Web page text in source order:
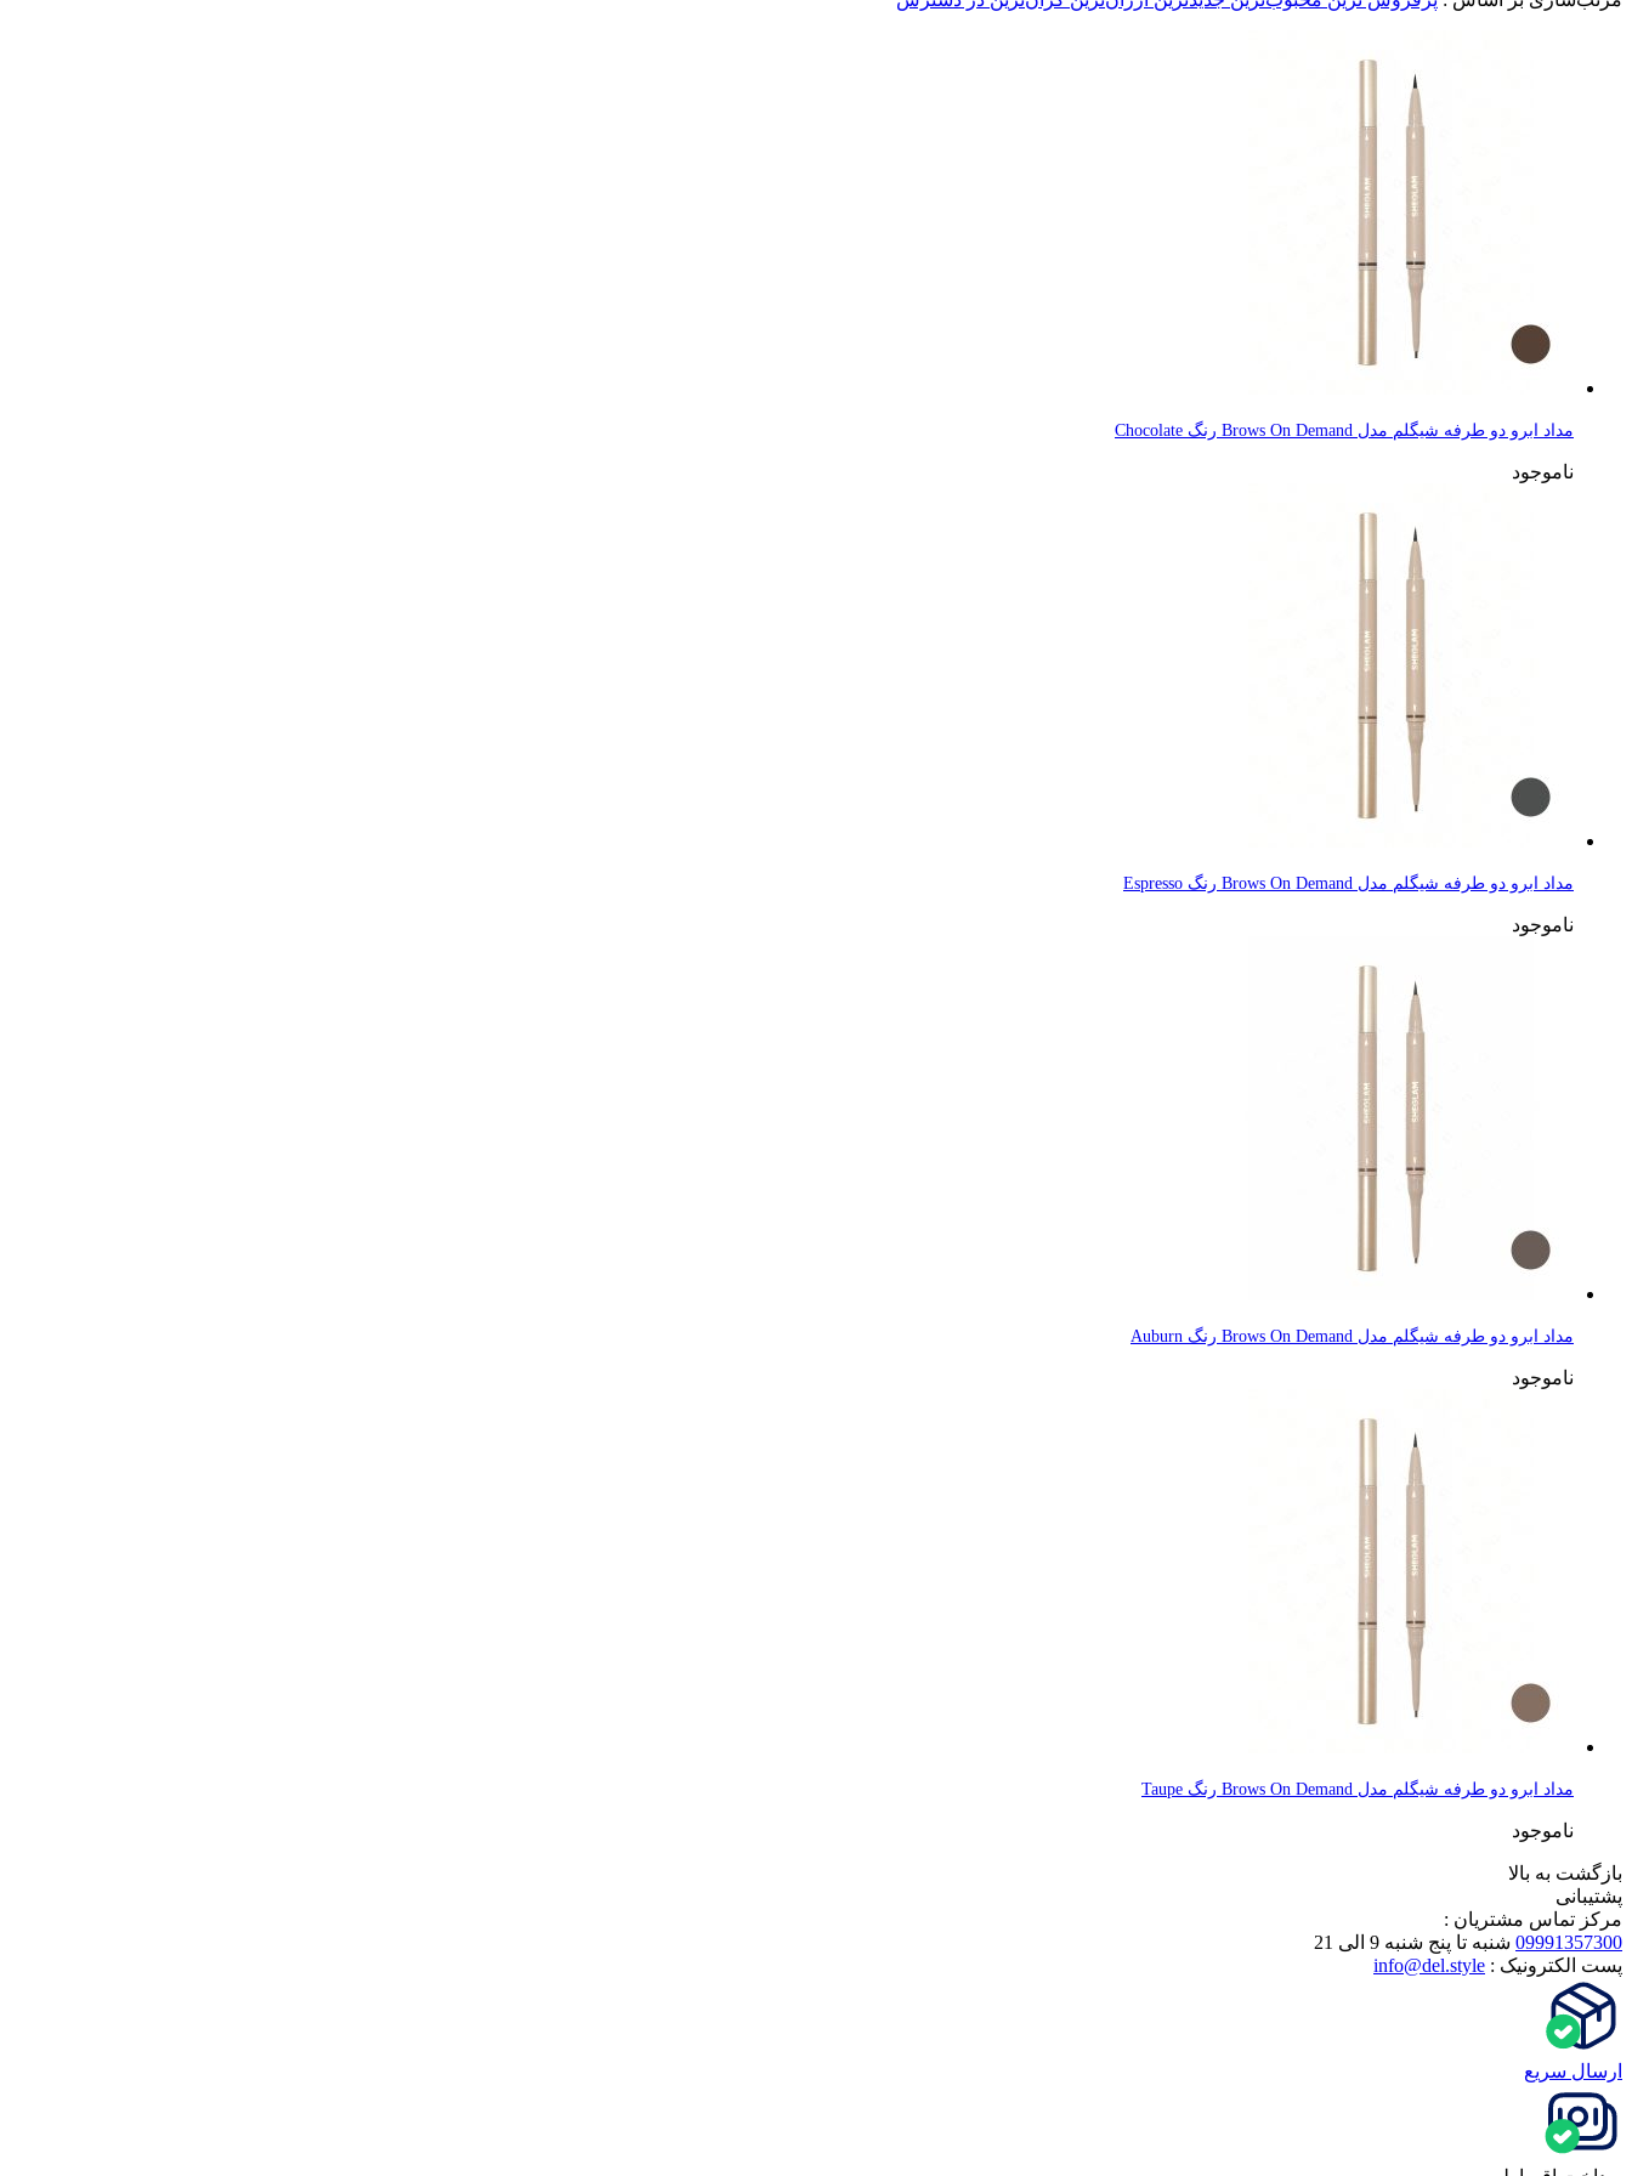
مداد ابرو دو طرفه شیگلم مدل Brows On Demand رنگ Chocolate
ناموجود
مداد ابرو دو طرفه شیگلم مدل Brows On Demand رنگ Espresso
ناموجود
مداد ابرو دو طرفه شیگلم مدل Brows On Demand رنگ Auburn
ناموجود
مداد ابرو دو طرفه شیگلم مدل Brows On Demand رنگ Taupe
ناموجود
بازگشت به بالا
پشتیبانی
مرکز تماس مشتریان :
09991357300 شنبه تا پنج شنبه 9 الی 21
پست الکترونیک : info@del.style
ارسال سریع